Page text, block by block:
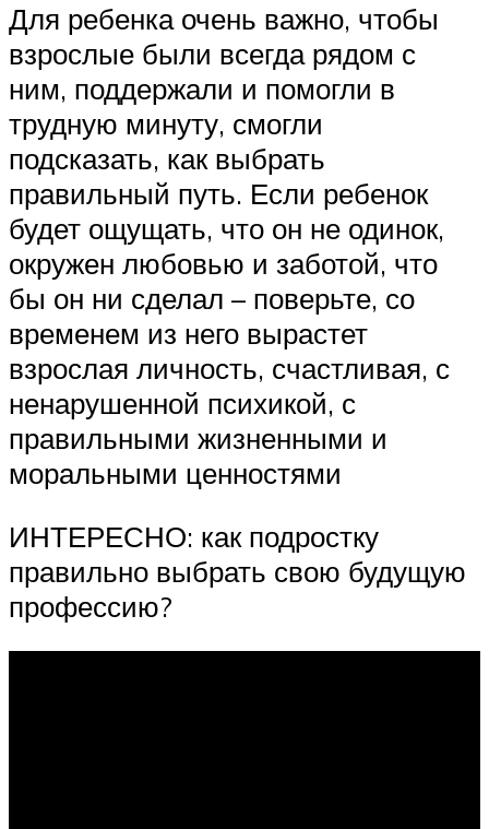
Для ребенка очень важно, чтобы
взрослые были всегда рядом с
ним, поддержали и помогли в
трудную минуту, смогли
подсказать, как выбрать
правильный путь. Если ребенок
будет ощущать, что он не одинок,
окружен любовью и заботой, что
бы он ни сделал – поверьте, со
временем из него вырастет
взрослая личность, счастливая, с
ненарушенной психикой, с
правильными жизненными и
моральными ценностями
ИНТЕРЕСНО: как подростку
правильно выбрать свою будущую
профессию?